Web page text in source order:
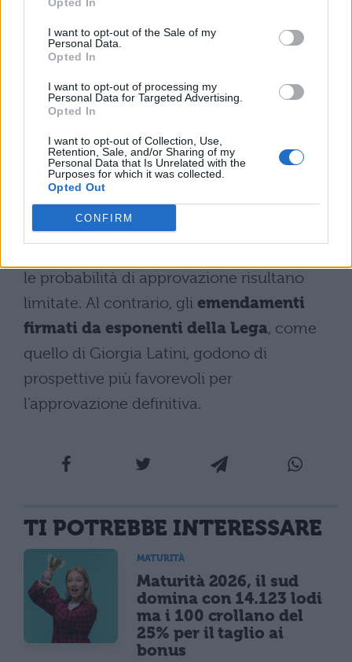
I want to opt-out of the Sale of my
Personal Data.
Opted In
I want to opt-out of processing my
Personal Data for Targeted Advertising.
Opted In
I want to opt-out of Collection, Use,
Retention, Sale, and/or Sharing of my
Personal Data that Is Unrelated with the
Purposes for which it was collected.
Opted Out
CONFIRM
propongonoapprocci alternativi alla
regolamentazione dell’educazione
sessuale, spesso in contrasto con la linea
governativa che privilegia il controllo
genitoriale.
Le proposte dell’opposizione tendono a
garantire maggiore autonomia didattica
agli istituti scolastici e ai docenti. Tuttavia,
le probabilità di approvazione risultano
limitate. Al contrario, gli emendamenti
firmati da esponenti della Lega, come
quello di Giorgia Latini, godono di
prospettive più favorevoli per
l’approvazione definitiva.
TI POTREBBE INTERESSARE
MATURITÀ
Maturità 2026, il sud
domina con 14.123 lodi
ma i 100 crollano del
25% per il taglio ai
bonus